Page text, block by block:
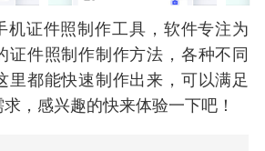
机证件照制作工具，软件专注为
证件照制作制作方法，各种不同
里都能快速制作出来，可以满足
，感兴趣的快来体验一下吧！